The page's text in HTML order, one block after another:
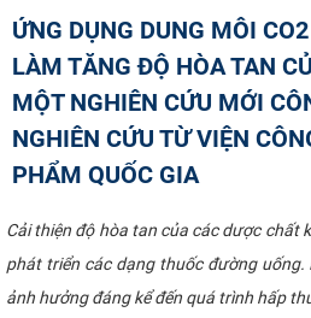
CƠ CẤU TỔ CHỨC
TUYỂN SINH
ĐÀO TẠO
ĐẢM BẢO CHẤT LƯỢNG
KHOA HỌC CÔNG NGHỆ
ỨNG DỤNG DUNG MÔI
LÀM TĂNG ĐỘ HÒA TAN
MỘT NGHIÊN CỨU MỚI
NGHIÊN CỨU TỪ VIỆN
PHẨM QUỐC GIA
Cải thiện độ hòa tan của các dược chất
phát triển các dạng thuốc đường
ảnh hưởng đáng kể đến quá trình hấp